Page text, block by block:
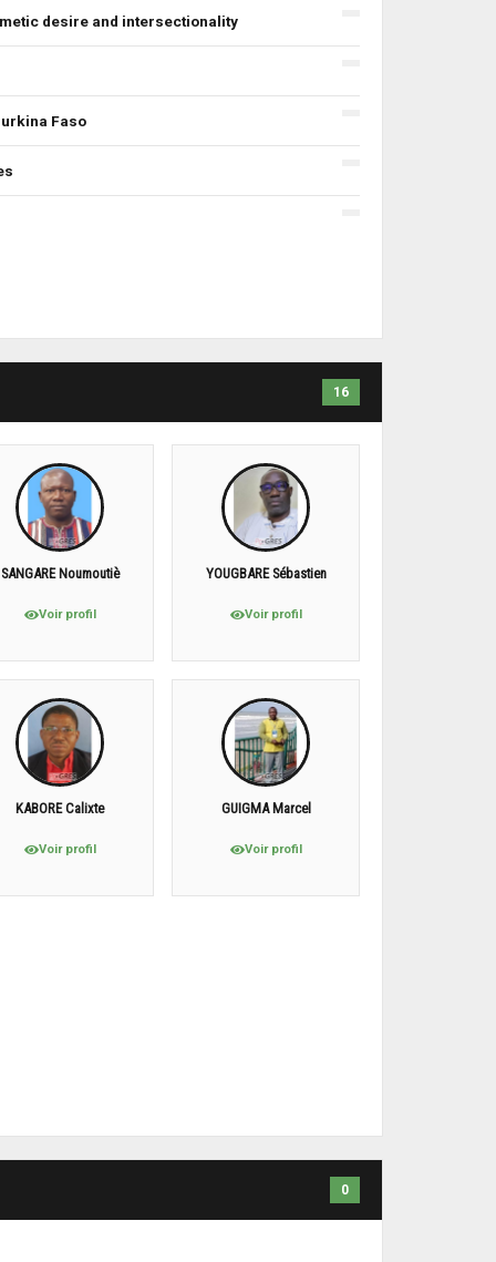
desire and intersectionality
Faso
16
SANGARE Noumoutiè
Voir profil
YOUGBARE Sébastien
Voir profil
KABORE Calixte
Voir profil
GUIGMA Marcel
Voir profil
0